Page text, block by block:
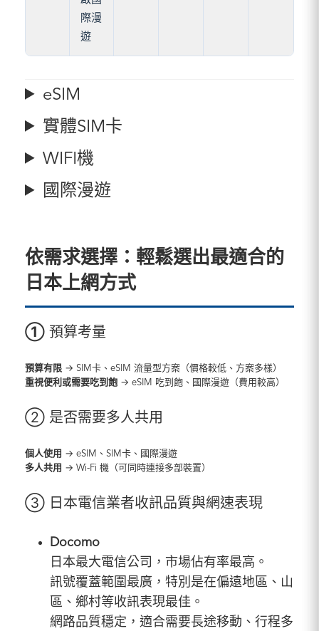
際漫
遊
eSIM
實體SIM卡
WIFI機
國際漫遊
依需求選擇：輕鬆選出最適合的
日本上網方式
① 預算考量
預算有限 → SIM卡、eSIM 流量型方案（價格較低、方案多樣）
重視便利或需要吃到飽 → eSIM 吃到飽、國際漫遊（費用較高）
② 是否需要多人共用
個人使用 → eSIM、SIM卡、國際漫遊
多人共用 → Wi-Fi 機（可同時連接多部裝置）
③ 日本電信業者收訊品質與網速表現
Docomo
日本最大電信公司，市場佔有率最高。
訊號覆蓋範圍最廣，特別是在偏遠地區、山
區、鄉村等收訊表現最佳。
網路品質穩定，適合需要長途移動、行程多